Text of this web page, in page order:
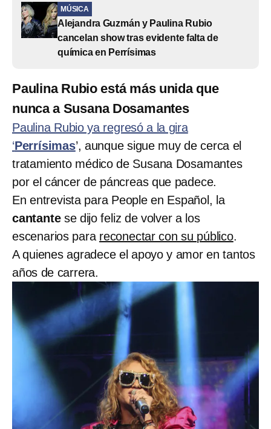
MÚSICA
Alejandra Guzmán y Paulina Rubio
cancelan show tras evidente falta de
química en Perrísimas
Paulina Rubio está más unida que
nunca a Susana Dosamantes
Paulina Rubio ya regresó a la gira
‘Perrísimas’, aunque sigue muy de cerca el
tratamiento médico de Susana Dosamantes
por el cáncer de páncreas que padece.
En entrevista para People en Español, la
cantantese dijo feliz de volver a los
escenarios para reconectar con su público.
A quienes agradece el apoyo y amor en tantos
años de carrera.